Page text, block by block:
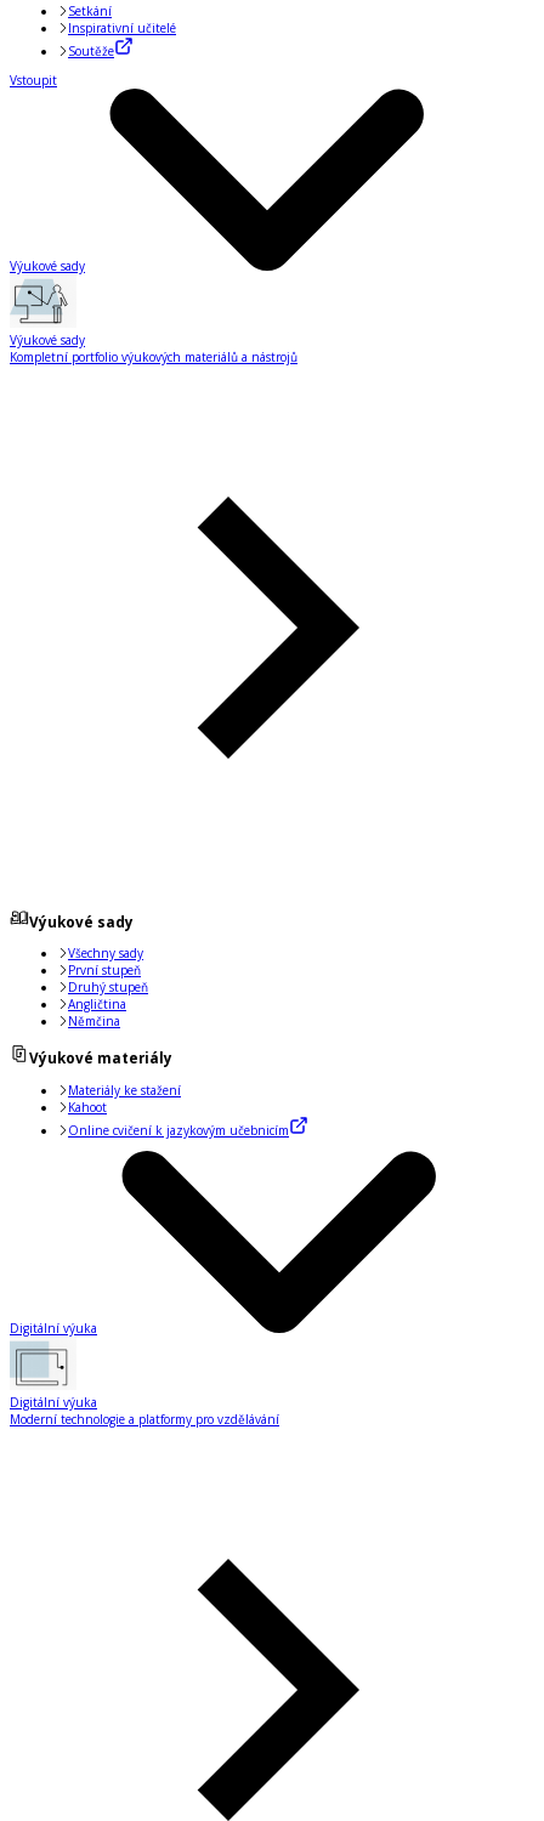
Setkání
Inspirativní učitelé
Soutěže
Vstoupit
Výukové sady
Výukové sady
Kompletní portfolio výukových materiálů a nástrojů
Výukové sady
Všechny sady
První stupeň
Druhý stupeň
Angličtina
Němčina
Výukové materiály
Materiály ke stažení
Kahoot
Online cvičení k jazykovým učebnicím
Digitální výuka
Digitální výuka
Moderní technologie a platformy pro vzdělávání